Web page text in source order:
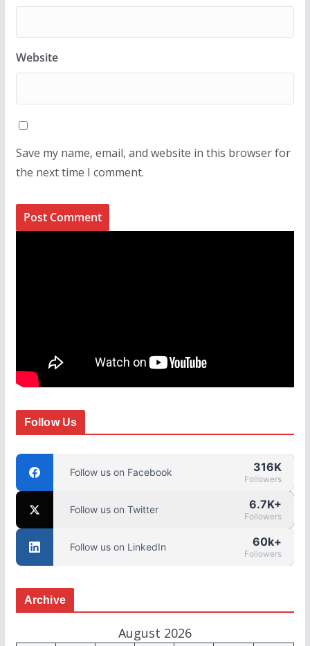
Website
Save my name, email, and website in this browser for
the next time I comment.
Follow Us
Follow us on Facebook 316K
Followers
Follow us on Twitter 6.7K+
Followers
Follow us on LinkedIn 60k+
Followers
Archive
August 2026